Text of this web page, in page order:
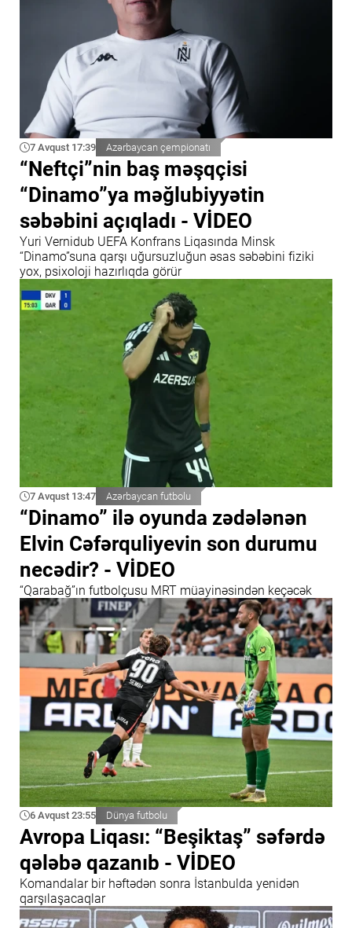
7 Avqust 17:39 Azərbaycan çempionatı
“Neftçi”nin baş məşqçisi
“Dinamo”ya məğlubiyyətin
səbəbini açıqladı - VİDEO
Yuri Vernidub UEFA Konfrans Liqasında Minsk
“Dinamo”suna qarşı uğursuzluğun əsas səbəbini fiziki
yox, psixoloji hazırlıqda görür
7 Avqust 13:47 Azərbaycan futbolu
“Dinamo” ilə oyunda zədələnən
Elvin Cəfərquliyevin son durumu
necədir? - VİDEO
“Qarabağ”ın futbolçusu MRT müayinəsindən keçəcək
6 Avqust 23:55 Dünya futbolu
Avropa Liqası: “Beşiktaş” səfərdə
qələbə qazanıb - VİDEO
Komandalar bir həftədən sonra İstanbulda yenidən
qarşılaşacaqlar